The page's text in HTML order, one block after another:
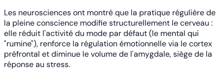
Les neurosciences ont montré que la pratique régulière de
la pleine conscience modifie structurellement le cerveau :
elle réduit l'activité du mode par défaut (le mental qui
"rumine"), renforce la régulation émotionnelle via le cortex
préfrontal et diminue le volume de l'amygdale, siège de la
réponse au stress.